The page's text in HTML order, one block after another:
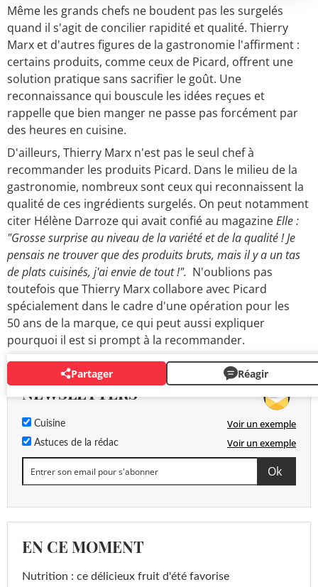
Même les grands chefs ne boudent pas les surgelés
quand il s'agit de concilier rapidité et qualité. Thierry
Marx et d'autres figures de la gastronomie l'affirment :
certains produits, comme ceux de Picard, offrent une
solution pratique sans sacrifier le goût. Une
reconnaissance qui bouscule les idées reçues et
rappelle que bien manger ne passe pas forcément par
des heures en cuisine.
D'ailleurs, Thierry Marx n'est pas le seul chef à
recommander les produits Picard. Dans le milieu de la
gastronomie, nombreux sont ceux qui reconnaissent la
qualité de ces ingrédients surgelés. On peut notamment
citer Hélène Darroze qui avait confié au magazineElle :
"Grosse surprise au niveau de la variété et de la qualité ! Je
pensais ne trouver que des produits bruts, mais il y a un tas
de plats cuisinés, j'ai envie de tout !". N'oublions pas
toutefois que Thierry Marx collabore avec Picard
spécialement dans le cadre d'une opération pour les
50 ans de la marque, ce qui peut aussi expliquer
pourquoi il est si prompt à la recommander.
Partager Réagir
NEWSLETTERS
Cuisine Voir un exemple
Astuces de la rédac Voir un exemple
EN CE MOMENT
Nutrition : ce délicieux fruit d'été favorise